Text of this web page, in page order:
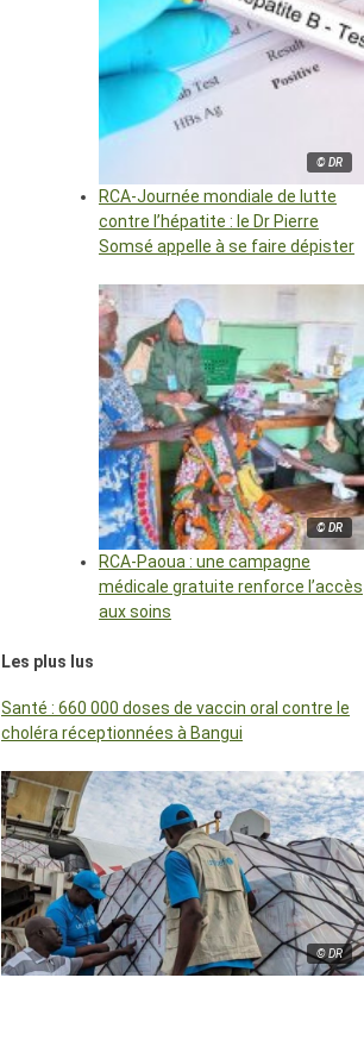
© DR
RCA-Journée mondiale de lutte
contre l’hépatite : le Dr Pierre
Somsé appelle à se faire dépister
© DR
RCA-Paoua : une campagne
médicale gratuite renforce l’accès
aux soins
Les plus lus
Santé : 660 000 doses de vaccin oral contre le
choléra réceptionnées à Bangui
© DR